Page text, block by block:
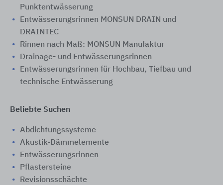
Punktentwässerung
Entwässerungsrinnen MONSUN DRAIN und
DRAINTEC
Rinnen nach Maß: MONSUN Manufaktur
Drainage- und Entwässerungsrinnen
Entwässerungsrinnen für Hochbau, Tiefbau und
technische Entwässerung
Beliebte Suchen
Abdichtungssysteme
Akustik-Dämmelemente
Entwässerungsrinnen
Pflastersteine
Revisionsschächte